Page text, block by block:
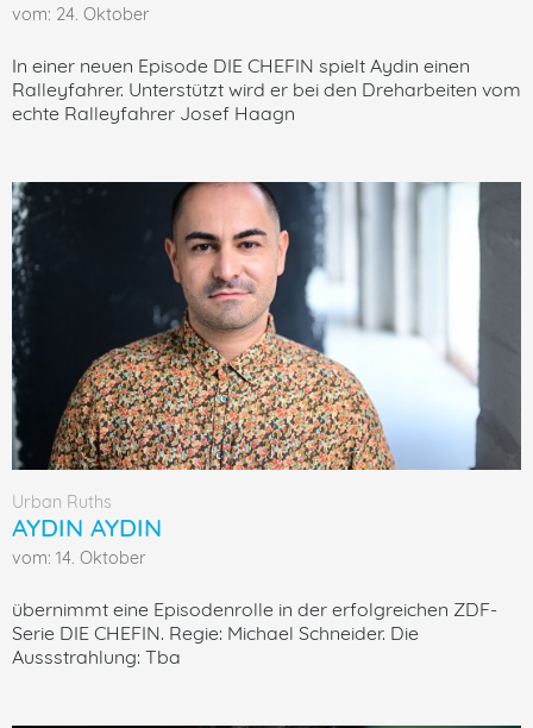
vom: 24. Oktober
In einer neuen Episode DIE CHEFIN spielt Aydin einen
Ralleyfahrer. Unterstützt wird er bei den Dreharbeiten vom
echte Ralleyfahrer Josef Haagn
Urban Ruths
AYDIN AYDIN
vom: 14. Oktober
übernimmt eine Episodenrolle in der erfolgreichen ZDF-
Serie DIE CHEFIN. Regie: Michael Schneider. Die
Aussstrahlung: Tba